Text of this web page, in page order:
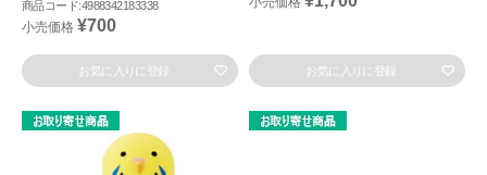
商品コード:4988342183338
小売価格 ¥700
お気に入りに登録 お気に入りに登録